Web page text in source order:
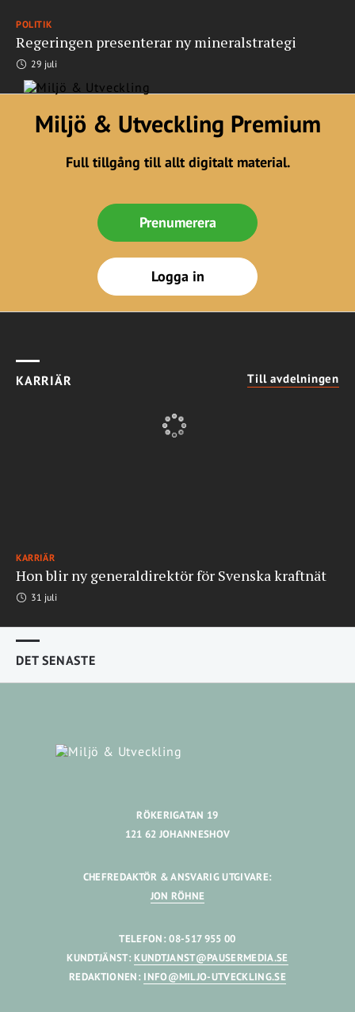
POLITIK
Regeringen presenterar ny mineralstrategi
29 juli
Miljö & Utveckling Premium
Full tillgång till allt digitalt material.
Prenumerera
Logga in
KARRIÄR Till avdelningen
KARRIÄR
Hon blir ny generaldirektör för Svenska kraftnät
31 juli
DET SENASTE
RÖKERIGATAN 19
121 62 JOHANNESHOV
CHEFREDAKTÖR & ANSVARIG UTGIVARE:
JON RÖHNE
TELEFON: 08-517 955 00
KUNDTJÄNST: KUNDTJANST@PAUSERMEDIA.SE
REDAKTIONEN: INFO@MILJO-UTVECKLING.SE